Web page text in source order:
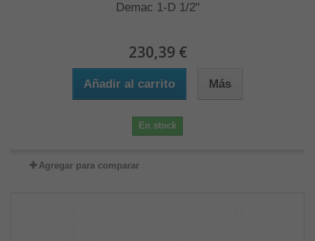
Demac 1-D 1/2"
230,39 €
Añadir al carrito Más
En stock
Agregar para comparar